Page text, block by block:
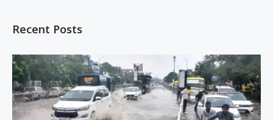
Recent Posts